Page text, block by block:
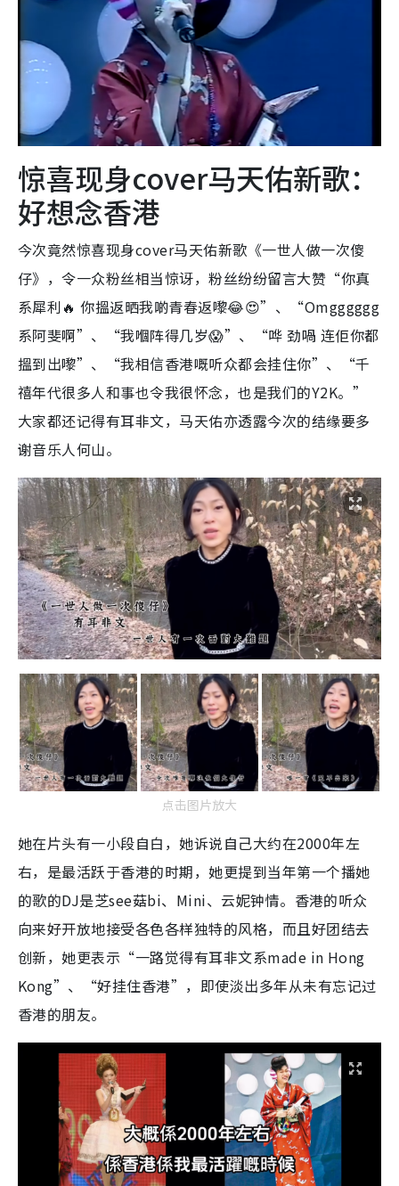
惊喜现身cover马天佑新歌：
好想念香港
今次竟然惊喜现身cover马天佑新歌《一世人做一次傻
仔》，令一众粉丝相当惊讶，粉丝纷纷留言大赞“你真
系犀利🔥 你搵返晒我啲青春返嚟😂😍”、“Omgggggg
系阿斐啊”、“我嗰阵得几岁😱”、“哗 劲喎 连佢你都
搵到出嚟”、“我相信香港嘅听众都会挂住你”、“千
禧年代很多人和事也令我很怀念，也是我们的Y2K。”
大家都还记得有耳非文，马天佑亦透露今次的结缘要多
谢音乐人何山。
点击图片放大
她在片头有一小段自白，她诉说自己大约在2000年左
右，是最活跃于香港的时期，她更提到当年第一个播她
的歌的DJ是芝see菇bi、Mini、云妮钟情。香港的听众
向来好开放地接受各色各样独特的风格，而且好团结去
创新，她更表示“一路觉得有耳非文系made in Hong
Kong”、“好挂住香港”，即使淡出多年从未有忘记过
香港的朋友。